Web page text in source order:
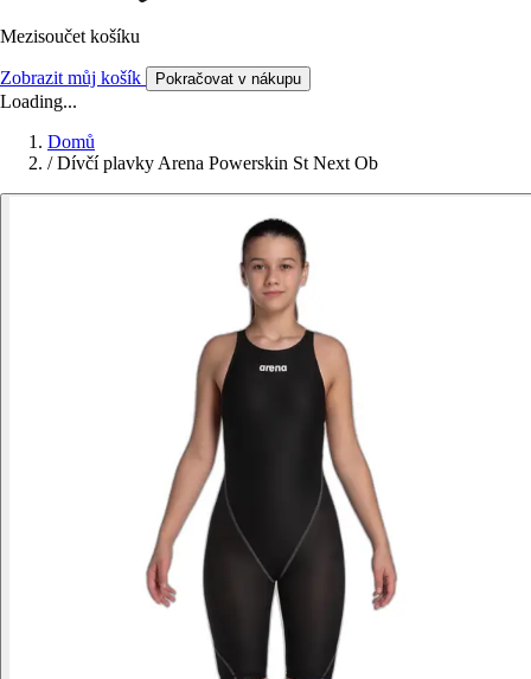
Mezisoučet košíku
Zobrazit můj košík Pokračovat v nákupu
Loading...
Domů
/ Dívčí plavky Arena Powerskin St Next Ob